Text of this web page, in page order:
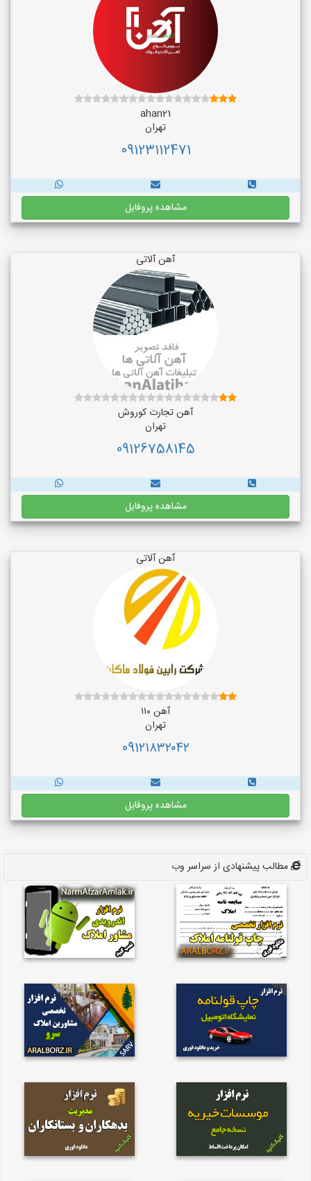
ahan21
تهران
09123112471
مشاهده پروفایل
آهن آلاتی
آهن تجارت کوروش
تهران
09126758145
مشاهده پروفایل
آهن آلاتی
آهن ۱۱۰
تهران
091۲۱۸۳۲۰۴۲
مشاهده پروفایل
مطالب پیشنهادی از سراسر وب